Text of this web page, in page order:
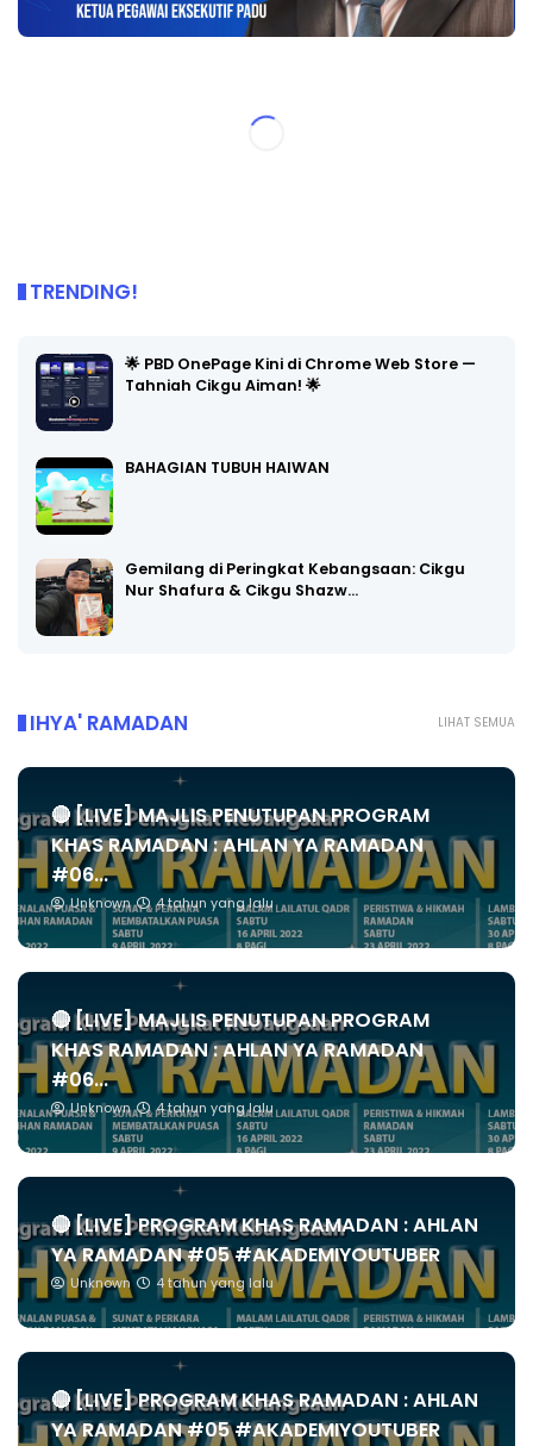
TRENDING!
🌟 PBD OnePage Kini di Chrome Web Store —
Tahniah Cikgu Aiman! 🌟
BAHAGIAN TUBUH HAIWAN
Gemilang di Peringkat Kebangsaan: Cikgu
Nur Shafura & Cikgu Shazw…
LIHAT SEMUA
IHYA' RAMADAN
🔴 [LIVE] MAJLIS PENUTUPAN PROGRAM
KHAS RAMADAN : AHLAN YA RAMADAN
#06...
Unknown 4 tahun yang lalu
🔴 [LIVE] MAJLIS PENUTUPAN PROGRAM
KHAS RAMADAN : AHLAN YA RAMADAN
#06...
Unknown 4 tahun yang lalu
🔴 [LIVE] PROGRAM KHAS RAMADAN : AHLAN
YA RAMADAN #05 #AKADEMIYOUTUBER
Unknown 4 tahun yang lalu
🔴 [LIVE] PROGRAM KHAS RAMADAN : AHLAN
YA RAMADAN #05 #AKADEMIYOUTUBER